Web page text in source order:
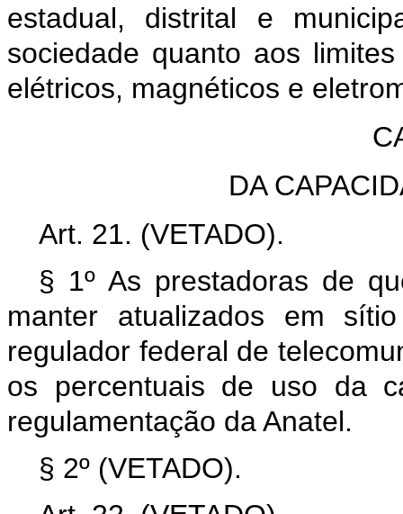
estadual, distrital e
sociedade quanto aos
elétricos, magnéticos e
DA
Art. 21. (VETADO).
§ 1º As prestadoras de
manter atualizados em
regulador federal de
os percentuais de uso da
regulamentação da Anatel.
§ 2º (VETADO).